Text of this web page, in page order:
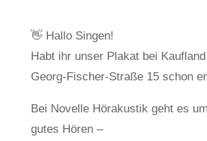
👋 Hallo Singen!
Habt ihr unser Plakat bei
Georg-Fischer-Straße 15 schon
Bei Novelle Hörakustik geht es
gutes Hören –